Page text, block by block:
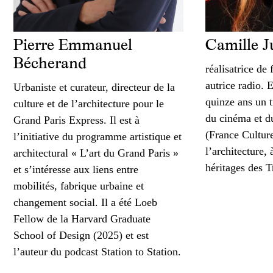
Pierre Emmanuel
Bécherand
Urbaniste et curateur, directeur de la
culture et de l’architecture pour le
Grand Paris Express. Il est à
l’initiative du programme artistique et
architectural « L’art du Grand Paris »
et s’intéresse aux liens entre
mobilités, fabrique urbaine et
changement social. Il a été Loeb
Fellow de la Harvard Graduate
School of Design (2025) et est
l’auteur du podcast Station to Station.
Camille
réalisatrice de
autrice radio.
quinze ans un
du cinéma et
(France
l’architecture,
héritages des